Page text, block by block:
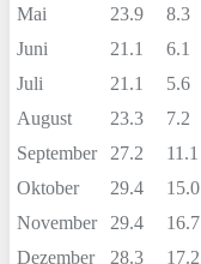
Mai
23.9 8.3
Juni
21.1 6.1
Juli
21.1 5.6
August
23.3 7.2
September
27.2 11.1
Oktober
29.4 15.0
November
29.4 16.7
Dezember
28.3 17.2